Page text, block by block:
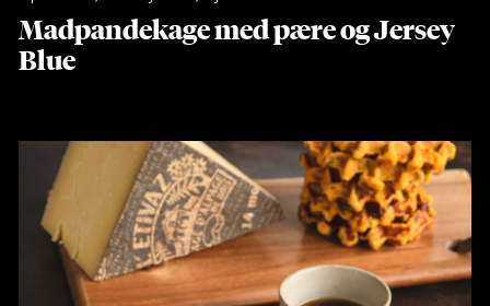
Madpandekage med pære og Jersey
Blue